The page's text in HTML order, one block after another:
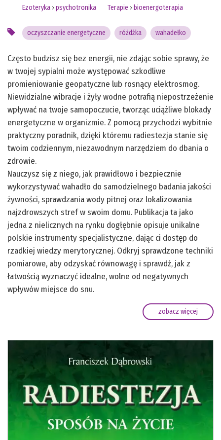
Ezoteryka › psychotronika
Terapie › bioenergoterapia
oczyszczanie energetyczne różdżka wahadełko
Często budzisz się bez energii, nie zdając sobie sprawy, że
w twojej sypialni może występować szkodliwe
promieniowanie geopatyczne lub rosnący elektrosmog.
Niewidzialne wibracje i żyły wodne potrafią niepostrzeżenie
wpływać na twoje samopoczucie, tworząc uciążliwe blokady
energetyczne w organizmie. Z pomocą przychodzi wybitnie
praktyczny poradnik, dzięki któremu radiestezja stanie się
twoim codziennym, niezawodnym narzędziem do dbania o
zdrowie.
Nauczysz się z niego, jak prawidłowo i bezpiecznie
wykorzystywać wahadło do samodzielnego badania jakości
żywności, sprawdzania wody pitnej oraz lokalizowania
najzdrowszych stref w swoim domu. Publikacja ta jako
jedna z nielicznych na rynku dogłębnie opisuje unikalne
polskie instrumenty specjalistyczne, dając ci dostęp do
rzadkiej wiedzy merytorycznej. Odkryj sprawdzone techniki
pomiarowe, aby odzyskać równowagę i sprawdź, jak z
łatwością wyznaczyć idealne, wolne od negatywnych
wpływów miejsce do snu.
zobacz więcej